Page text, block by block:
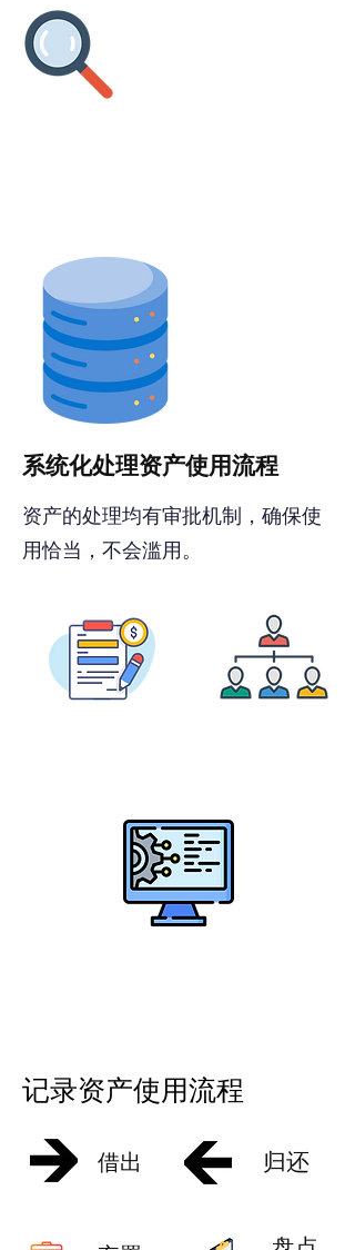
系统化处理资产使用流程
资产的处理均有审批机制，确保使
用恰当，不会滥用。
记录资产使用流程
借出 归还